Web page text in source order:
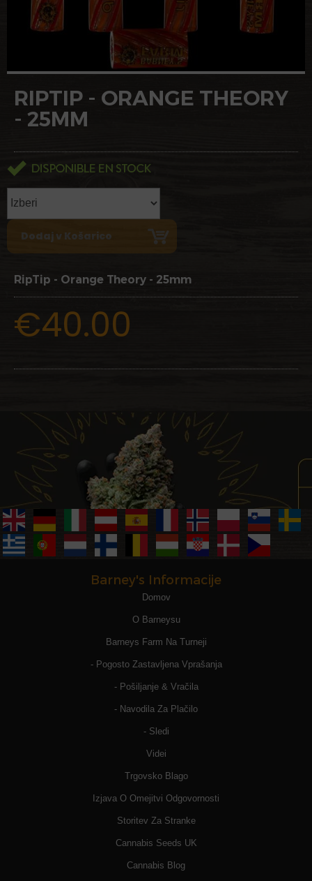
RIPTIP - ORANGE THEORY
- 25MM
RipTip - Orange Theory - 25mm
€40.00
Barney's Informacije
Domov
O Barneysu
Barneys Farm Na Turneji
- Pogosto Zastavljena Vprašanja
- Pošiljanje & Vračila
- Navodila Za Plačilo
- Sledi
Videi
Trgovsko Blago
Izjava O Omejitvi Odgovornosti
Storitev Za Stranke
Cannabis Seeds UK
Cannabis Blog